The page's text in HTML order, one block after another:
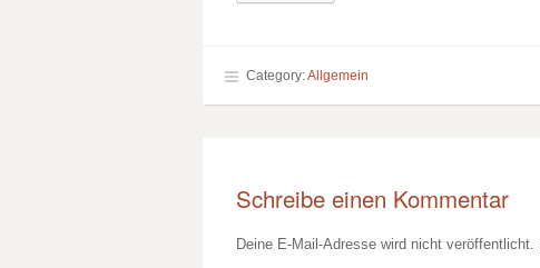
Category:Allgemein
Schreibe einen Kommentar
Deine E-Mail-Adresse wird nicht veröffentlicht.